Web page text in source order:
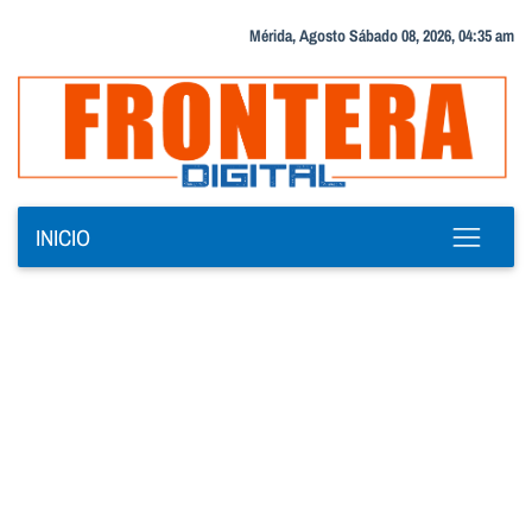
Mérida, Agosto Sábado 08, 2026, 04:35 am
INICIO